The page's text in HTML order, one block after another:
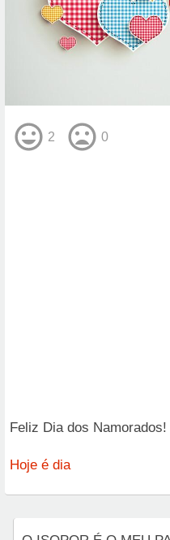
2 0
Feliz Dia dos Namorados!
Hoje é dia